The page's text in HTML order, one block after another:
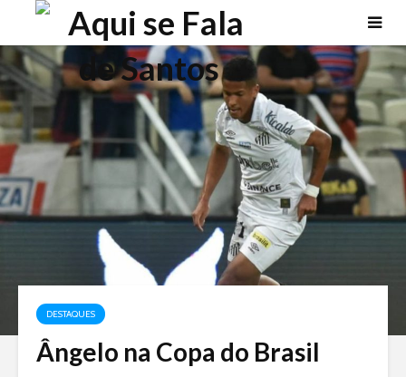
DESTAQUES
Ângelo na Copa do Brasil